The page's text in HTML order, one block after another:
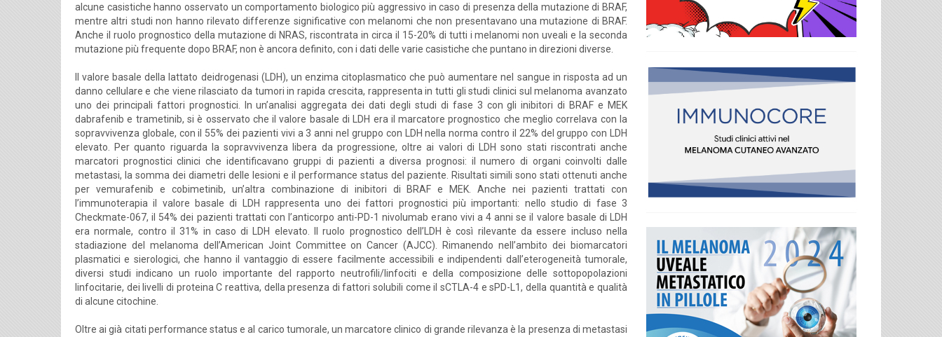
alcune casistiche hanno osservato un comportamento biologico più aggressivo in caso di presenza della mutazione di BRAF,
mentre altri studi non hanno rilevato differenze significative con melanomi che non presentavano una mutazione di BRAF.
Anche il ruolo prognostico della mutazione di NRAS, riscontrata in circa il 15-20% di tutti i melanomi non uveali e la seconda
mutazione più frequente dopo BRAF, non è ancora definito, con i dati delle varie casistiche che puntano in direzioni diverse.
Il valore basale della lattato deidrogenasi (LDH), un enzima citoplasmatico che può aumentare nel sangue in risposta ad un
danno cellulare e che viene rilasciato da tumori in rapida crescita, rappresenta in tutti gli studi clinici sul melanoma avanzato
uno dei principali fattori prognostici. In un’analisi aggregata dei dati degli studi di fase 3 con gli inibitori di BRAF e MEK
dabrafenib e trametinib, si è osservato che il valore basale di LDH era il marcatore prognostico che meglio correlava con la
sopravvivenza globale, con il 55% dei pazienti vivi a 3 anni nel gruppo con LDH nella norma contro il 22% del gruppo con LDH
elevato. Per quanto riguarda la sopravvivenza libera da progressione, oltre ai valori di LDH sono stati riscontrati anche
marcatori prognostici clinici che identificavano gruppi di pazienti a diversa prognosi: il numero di organi coinvolti dalle
metastasi, la somma dei diametri delle lesioni e il performance status del paziente. Risultati simili sono stati ottenuti anche
per vemurafenib e cobimetinib, un’altra combinazione di inibitori di BRAF e MEK. Anche nei pazienti trattati con
l’immunoterapia il valore basale di LDH rappresenta uno dei fattori prognostici più importanti: nello studio di fase 3
Checkmate-067, il 54% dei pazienti trattati con l’anticorpo anti-PD-1 nivolumab erano vivi a 4 anni se il valore basale di LDH
era normale, contro il 31% in caso di LDH elevato. Il ruolo prognostico dell’LDH è così rilevante da essere incluso nella
stadiazione del melanoma dell’American Joint Committee on Cancer (AJCC). Rimanendo nell’ambito dei biomarcatori
plasmatici e sierologici, che hanno il vantaggio di essere facilmente accessibili e indipendenti dall’eterogeneità tumorale,
diversi studi indicano un ruolo importante del rapporto neutrofili/linfociti e della composizione delle sottopopolazioni
linfocitarie, dei livelli di proteina C reattiva, della presenza di fattori solubili come il sCTLA-4 e sPD-L1, della quantità e qualità
di alcune citochine.
Oltre ai già citati performance status e al carico tumorale, un marcatore clinico di grande rilevanza è la presenza di metastasi